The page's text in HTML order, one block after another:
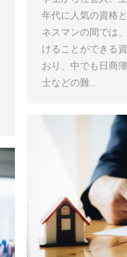
年代に人気の資格
ネスマンの間では
けることができる
おり、中でも日商
士などの難…